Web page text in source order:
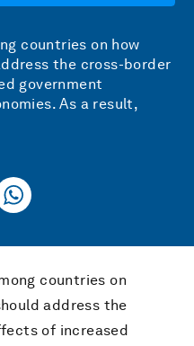
countries on how
the cross-border
government
As a result,
countries on
address the
of increased